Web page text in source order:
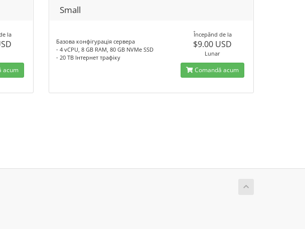
la
acum
Small
Базова конфігурація сервера
- 4 vCPU, 8 GB RAM, 80 GB NVMe SSD
- 20 TB Інтернет трафіку
Începănd de la
$9.00 USD
Lunar
Comandă acum